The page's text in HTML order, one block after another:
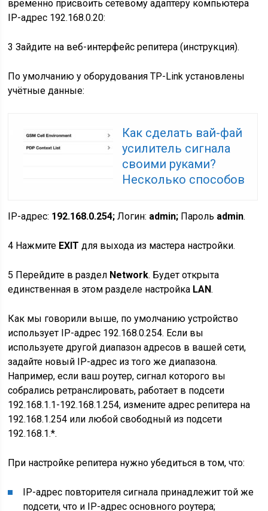
временно присвоить сетевому адаптеру компьютера
IP-адрес 192.168.0.20:
3 Зайдите на веб-интерфейс репитера (инструкция).
По умолчанию у оборудования TP-Link установлены
учётные данные:
Как сделать вай-фай
усилитель сигнала
своими руками?
Несколько способов
IP-адрес: 192.168.0.254; Логин: admin; Пароль admin.
4 Нажмите EXIT для выхода из мастера настройки.
5 Перейдите в раздел Network. Будет открыта
единственная в этом разделе настройка LAN.
Как мы говорили выше, по умолчанию устройство
использует IP-адрес 192.168.0.254. Если вы
используете другой диапазон адресов в вашей сети,
задайте новый IP-адрес из того же диапазона.
Например, если ваш роутер, сигнал которого вы
собрались ретранслировать, работает в подсети
192.168.1.1-192.168.1.254, измените адрес репитера на
192.168.1.254 или любой свободный из подсети
192.168.1.*.
При настройке репитера нужно убедиться в том, что:
IP-адрес повторителя сигнала принадлежит той же
подсети, что и IP-адрес основного роутера;